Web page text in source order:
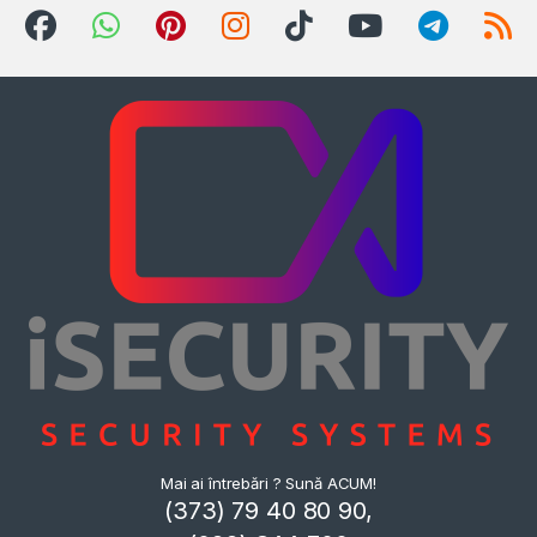
Mai ai întrebări ? Sună ACUM!
(373) 79 40 80 90,